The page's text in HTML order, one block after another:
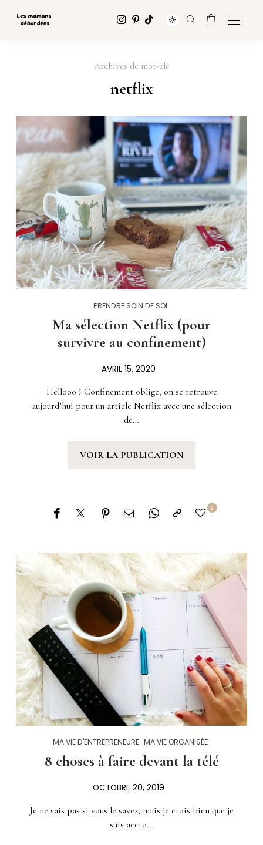
Archives de mot-clé
netflix
PRENDRE SOIN DE SOI
Ma sélection Netflix (pour
survivre au confinement)
AVRIL 15, 2020
Hellooo ! Confinement oblige, on se retrouve
aujourd’hui pour un article Netflix avec une sélection
de…
VOIR LA PUBLICATION
1
MA VIE D'ENTREPRENEURE MA VIE ORGANISÉE
8 choses à faire devant la télé
OCTOBRE 20, 2019
Je ne sais pas si vous le savez, mais je crois bien que je
suis accro…